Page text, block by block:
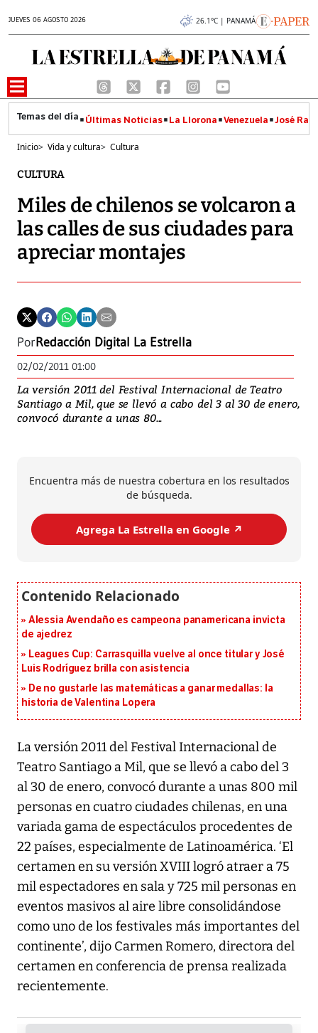
JUEVES 06 AGOSTO 2026 26.1°C | PANAMÁ
Últimas Noticias La Llorona Venezuela José
Inicio> Vida y cultura> Cultura
CULTURA
Miles de chilenos se volcaron a
las calles de sus ciudades para
apreciar montajes
PorRedacción Digital La Estrella
02/02/2011 01:00
La versión 2011 del Festival Internacional de Teatro
Santiago a Mil, que se llevó a cabo del 3 al 30 de enero,
convocó durante a unas 80...
Encuentra más de nuestra cobertura en los resultados
de búsqueda.
Agrega La Estrella en Google ↗️
Alessia Avendaño es campeona panamericana invicta
de ajedrez
Leagues Cup: Carrasquilla vuelve al once titular y José
Luis Rodríguez brilla con asistencia
De no gustarle las matemáticas a ganar medallas: la
historia de Valentina Lopera
La versión 2011 del Festival Internacional de
Teatro Santiago a Mil, que se llevó a cabo del 3
al 30 de enero, convocó durante a unas 800 mil
personas en cuatro ciudades chilenas, en una
variada gama de espectáculos procedentes de
22 países, especialmente de Latinoamérica. ‘El
certamen en su versión XVIII logró atraer a 75
mil espectadores en sala y 725 mil personas en
eventos masivos al aire libre consolidándose
como uno de los festivales más importantes del
continente’, dijo Carmen Romero, directora del
certamen en conferencia de prensa realizada
recientemente.